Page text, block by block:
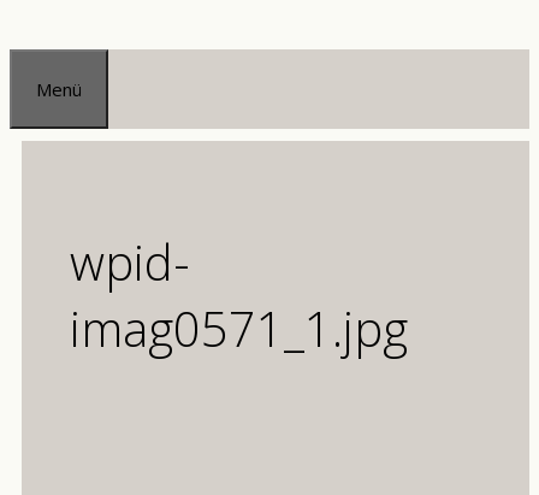
Zum
Inhalt
springen
Menü
wpid-
imag0571_1.jpg